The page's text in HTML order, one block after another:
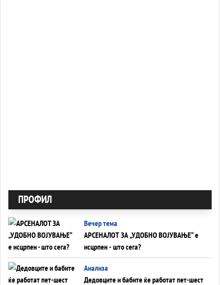
ПРОФИЛ
Вечер тема
АРСЕНАЛОТ ЗА „УДОБНО ВОЈУВАЊЕ“ е
исцрпен - што сега?
Анализа
Дедовците и бабите ќе работат пет-шест